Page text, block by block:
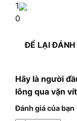
1
0
ĐỂ LẠI ĐÁNH
Hãy là người
lông qua vặn
Đánh giá của bạn